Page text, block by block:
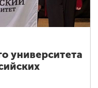
университета